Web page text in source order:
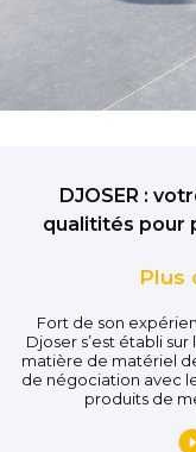
DJOSER :
qualitités pour
Plus
Fort de son
Djoser s’est établi
matière de matériel
de négociation avec
produits de